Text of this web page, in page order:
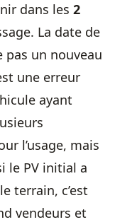
dans les 2
La date de
pas un nouveau
une erreur
ayant
l’usage, mais
le PV initial a
terrain, c’est
vendeurs et